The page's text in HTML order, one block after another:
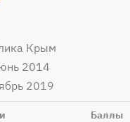
Крым
2014
2019
Баллы